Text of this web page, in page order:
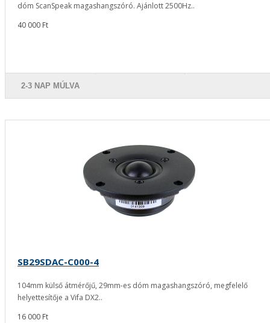
dóm ScanSpeak magashangszóró. Ajánlott 2500Hz..
40 000 Ft
2-3 NAP MÚLVA
SB29SDAC-C000-4
104mm külső átmérőjű, 29mm-es dóm magashangszóró, megfelelő
helyettesítője a Vifa DX2..
16 000 Ft